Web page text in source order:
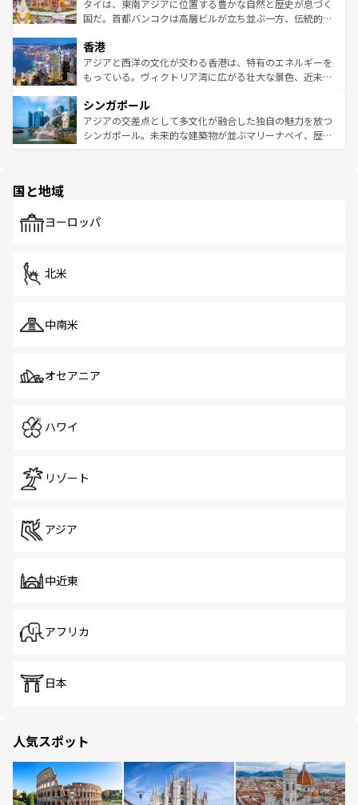
覧を参照してほしい。
ーチミン市のフランス統治時代の建物も、独特の雰囲気を
醸し出している。また、バラエティの豊かさとおいしさで
とつ。フォーやバインミー、ベトナムコーヒーなどは、ぜ
ひ現地で味わいたい。どの地域を訪れてもあたたかい人々
が旅行者を迎えてくれるので、きっと忘れられない旅にな
参照してほしい。
タイは、東南アジアに位置する豊かな自然と歴史が息づく
国だ。首都バンコクは高層ビルが立ち並ぶ一方、伝統的な
の活気が交差している。北部ではチェンマイなどの山岳地
帯で自然と触れ合い、南部ではプーケットやクラビの美し
いビーチでリゾート気分を楽しむことができる。タイ料理
激する。気候は一年中温暖で、どの季節にも異なる楽しみ
が待っている。親しみやすいタイの人々、仏教を中心とし
た文化、そして多様な観光資源が、訪れる旅人を魅了し続
香港
アジアと西洋の文化が交わる香港は、特有のエネルギーを
もっている。ヴィクトリア湾に広がる壮大な景色、近未来
み、どこを訪れても感動するはず。観光スポットが密集し
ており、効率よく見どころを回れるのも魅力。息をのむよ
うな絶景から文化的な体験まで、香港を存分に楽しみ尽く
シンガポール
アジアの交差点として多文化が融合した独自の魅力を放つ
シンガポール。未来的な建築物が並ぶマリーナベイ、歴史
で、ホーカーズは地元の風情を楽しめる外せないスポット
国と地域
ヨーロッパ
北米
中南米
オセアニア
ハワイ
リゾート
アジア
中近東
アフリカ
日本
人気スポット